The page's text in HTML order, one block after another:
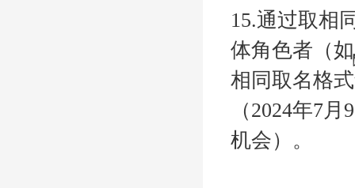
15.通过取相
体角色者（
相同取名格
（2024年7
机会）。